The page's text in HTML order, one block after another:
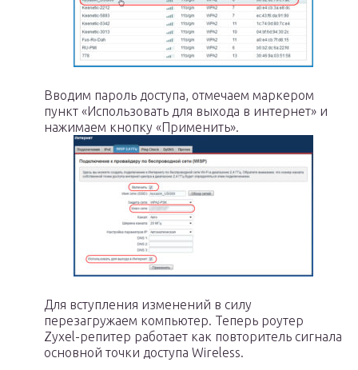
Вводим пароль доступа, отмечаем маркером
пункт «Использовать для выхода в интернет» и
нажимаем кнопку «Применить».
Для вступления изменений в силу
перезагружаем компьютер. Теперь роутер
Zyxel-репитер работает как повторитель сигнала
основной точки доступа Wireless.